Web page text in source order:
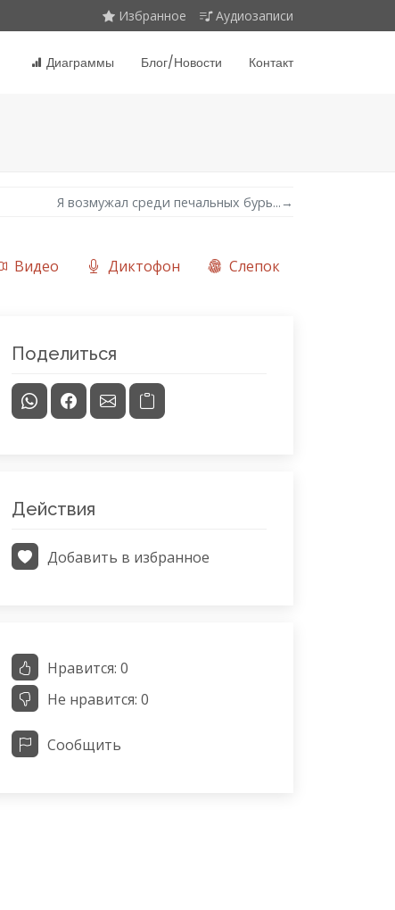
Избранное Аудиозаписи
Диаграммы Блог/Новости Контакт
Я возмужал среди печальных бурь... →
Видео Диктофон Слепок
Поделиться
Действия
Добавить в избранное
Нравится: 0
Не нравится: 0
Сообщить